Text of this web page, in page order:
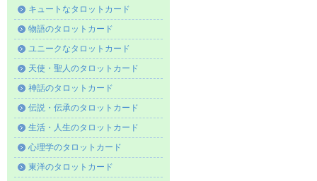
キュートなタロットカード
物語のタロットカード
ユニークなタロットカード
天使・聖人のタロットカード
神話のタロットカード
伝説・伝承のタロットカード
生活・人生のタロットカード
心理学のタロットカード
東洋のタロットカード